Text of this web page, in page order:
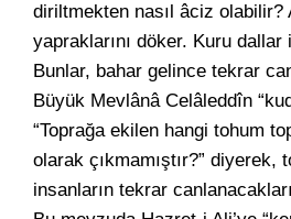
diriltmekten nasıl âciz olabilir?
yapraklarını döker. Kuru dallar
Bunlar, bahar gelince tekrar
Büyük Mevlânâ Celâleddîn
“Toprağa ekilen hangi tohum
olarak çıkmamıştır?” diyerek,
insanların tekrar